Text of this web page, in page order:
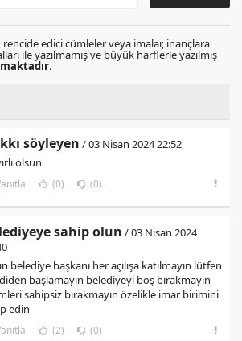
rencide edici cümleler veya imalar, inançlara
ile yazılmamış ve büyük harflerle yazılmış
.
söyleyen / 03 Nisan 2024 22:52
olsun
(0) (0)
sahip olun / 03 Nisan 2024
belediye başkanı her açılışa katılmayın lütfen
başlamayın belediyeyi boş bırakmayın
sahipsiz bırakmayın özelikle imar birimini
edin
(2) (0)